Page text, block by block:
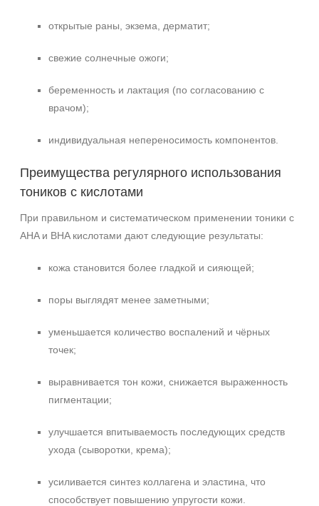
открытые раны, экзема, дерматит;
свежие солнечные ожоги;
беременность и лактация (по согласованию с
врачом);
индивидуальная непереносимость компонентов.
Преимущества регулярного использования
тоников с кислотами
При правильном и систематическом применении тоники с
AHA и BHA кислотами дают следующие результаты:
кожа становится более гладкой и сияющей;
поры выглядят менее заметными;
уменьшается количество воспалений и чёрных
точек;
выравнивается тон кожи, снижается выраженность
пигментации;
улучшается впитываемость последующих средств
ухода (сыворотки, крема);
усиливается синтез коллагена и эластина, что
способствует повышению упругости кожи.